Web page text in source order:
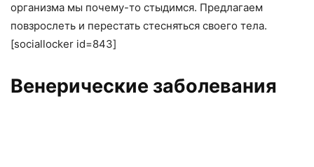
организма мы почему-то стыдимся. Предлагаем
повзрослеть и перестать стесняться своего тела.
[sociallocker id=843]
Венерические заболевания